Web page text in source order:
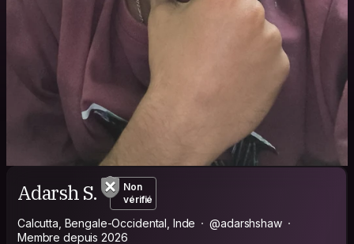
Adarsh S.
Non
vérifié
Calcutta, Bengale-Occidental, Inde
@adarshshaw
Membre depuis 2026